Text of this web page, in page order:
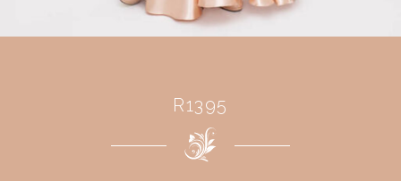
R1395